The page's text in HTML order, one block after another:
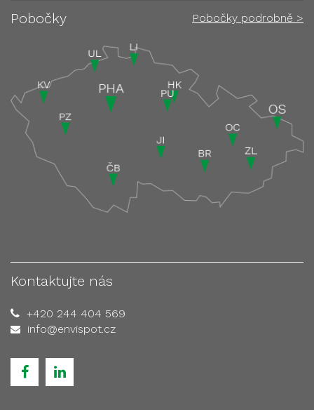
Pobočky Pobočky podrobně >
Kontaktujte nás
+420 244 404 569
info@envispot.cz